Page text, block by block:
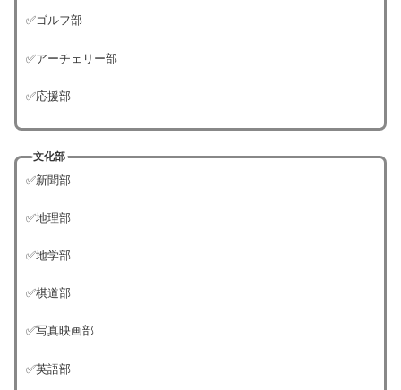
✅ゴルフ部
✅アーチェリー部
✅応援部
文化部
✅新聞部
✅地理部
✅地学部
✅棋道部
✅写真映画部
✅英語部